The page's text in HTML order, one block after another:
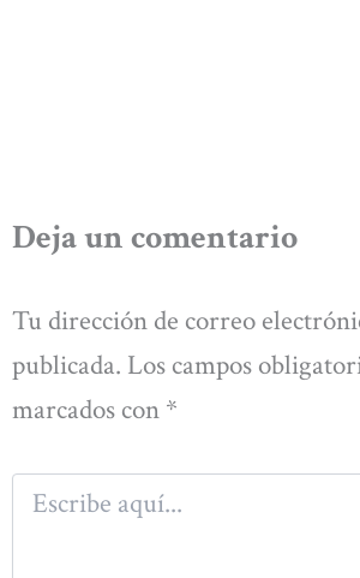
Deja un comentario
Tu dirección de correo
publicada. Los campos
marcados con *
Escribe
aquí...